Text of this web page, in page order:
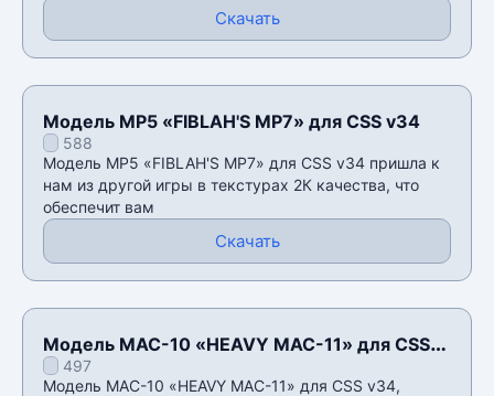
Скачать
Модель MP5 «FIBLAH'S MP7» для CSS v34
588
Модель MP5 «FIBLAH'S MP7» для CSS v34 пришла к
нам из другой игры в текстурах 2К качества, что
обеспечит вам
Скачать
Модель MAC-10 «HEAVY MAC-11» для CSS
v34497
Модель MAC-10 «HEAVY MAC-11» для CSS v34,